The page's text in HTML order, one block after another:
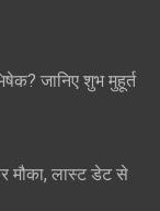
जानिए शुभ मुहूर्त
मौका, लास्ट डेट से